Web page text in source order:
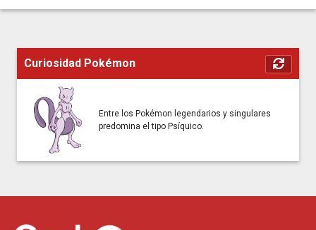
Curiosidad Pokémon
Entre los Pokémon legendarios y singulares
predomina el tipo Psíquico.